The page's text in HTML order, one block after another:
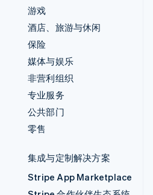
游戏
酒店、旅游与休闲
保险
媒体与娱乐
非营利组织
专业服务
公共部门
零售
集成与定制解决方案
Stripe App Marketplace